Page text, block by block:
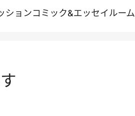
ションコミック&エッセイルーム